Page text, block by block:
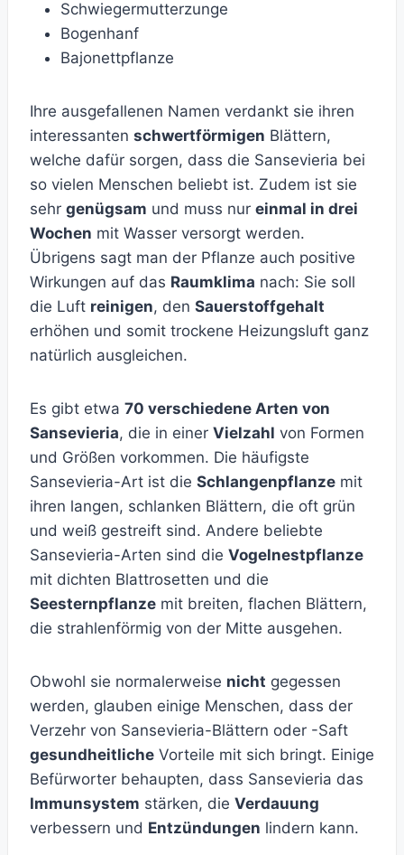
Schwiegermutterzunge
Bogenhanf
Bajonettpflanze
Ihre ausgefallenen Namen verdankt sie ihren
interessanten schwertförmigen Blättern,
welche dafür sorgen, dass die Sansevieria bei
so vielen Menschen beliebt ist. Zudem ist sie
sehr genügsam und muss nur einmal in drei
Wochen mit Wasser versorgt werden.
Übrigens sagt man der Pflanze auch positive
Wirkungen auf das Raumklima nach: Sie soll
die Luft reinigen, den Sauerstoffgehalt
erhöhen und somit trockene Heizungsluft ganz
natürlich ausgleichen.
Es gibt etwa 70 verschiedene Arten von
Sansevieria, die in einer Vielzahl von Formen
und Größen vorkommen. Die häufigste
Sansevieria-Art ist die Schlangenpflanze mit
ihren langen, schlanken Blättern, die oft grün
und weiß gestreift sind. Andere beliebte
Sansevieria-Arten sind die Vogelnestpflanze
mit dichten Blattrosetten und die
Seesternpflanze mit breiten, flachen Blättern,
die strahlenförmig von der Mitte ausgehen.
Obwohl sie normalerweise nicht gegessen
werden, glauben einige Menschen, dass der
Verzehr von Sansevieria-Blättern oder -Saft
gesundheitliche Vorteile mit sich bringt. Einige
Befürworter behaupten, dass Sansevieria das
Immunsystem stärken, die Verdauung
verbessern und Entzündungen lindern kann.